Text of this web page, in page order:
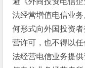
法经营增值电信业
何形式向外国投资
营许可，也不得以
法经营电信业务提